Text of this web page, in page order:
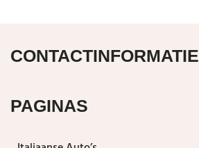
CONTACTINFORMATIE
PAGINAS